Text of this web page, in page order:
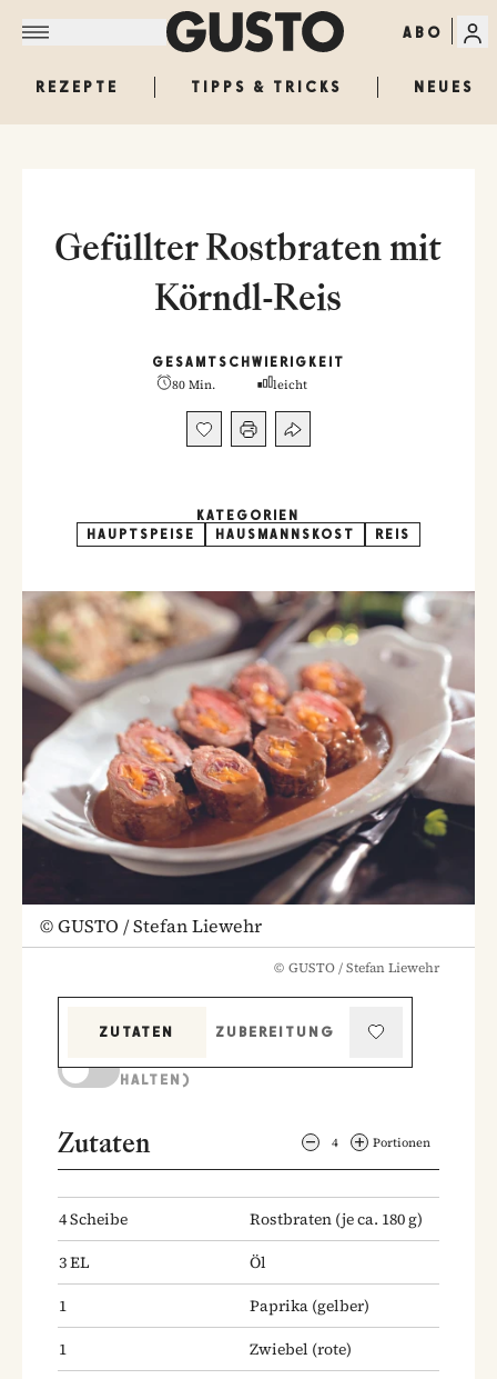
ABO
REZEPTE TIPPS & TRICKS NEUES
Gefüllter Rostbraten mit
Körndl-Reis
GESAMT
80 Min.
SCHWIERIGKEIT
leicht
KATEGORIEN
HAUPTSPEISE
HAUSMANNSKOST REIS
©GUSTO / Stefan Liewehr
© GUSTO / Stefan Liewehr
ZUTATEN
ZUBEREITUNG
HALTEN)
Zutaten 4 Portionen
4Scheibe Rostbraten (je ca. 180 g)
3EL
Öl
1
Paprika (gelber)
1
Zwiebel (rote)